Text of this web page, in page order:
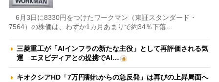
6月3日に8330円をつけたワークマン（東証スタンダード・
7564）の株価は、わずか1カ月あまりで約34％下落…
三菱重工が「AIインフラの新たな主役」として再評価される気
運 エヌビディアとの提携でAI…
キオクシアHD「7万円割れからの急反発」は再びの上昇局面へ